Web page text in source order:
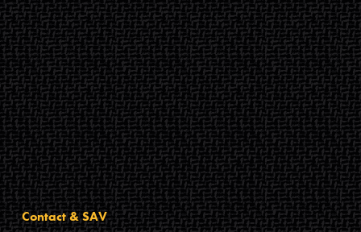
Contact & SAV